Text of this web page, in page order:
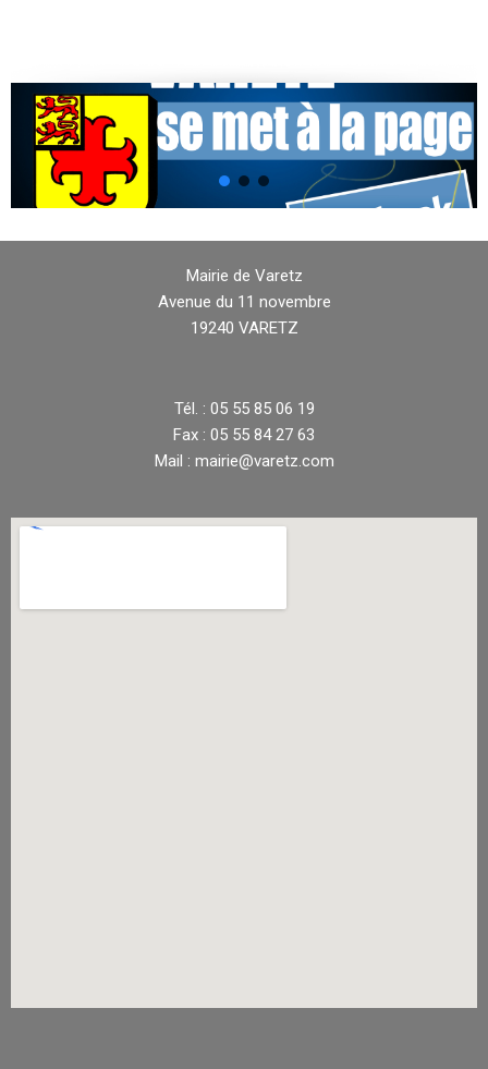
Mairie de Varetz
Avenue du 11 novembre
19240 VARETZ
Tél. : 05 55 85 06 19
Fax : 05 55 84 27 63
Mail : mairie@varetz.com